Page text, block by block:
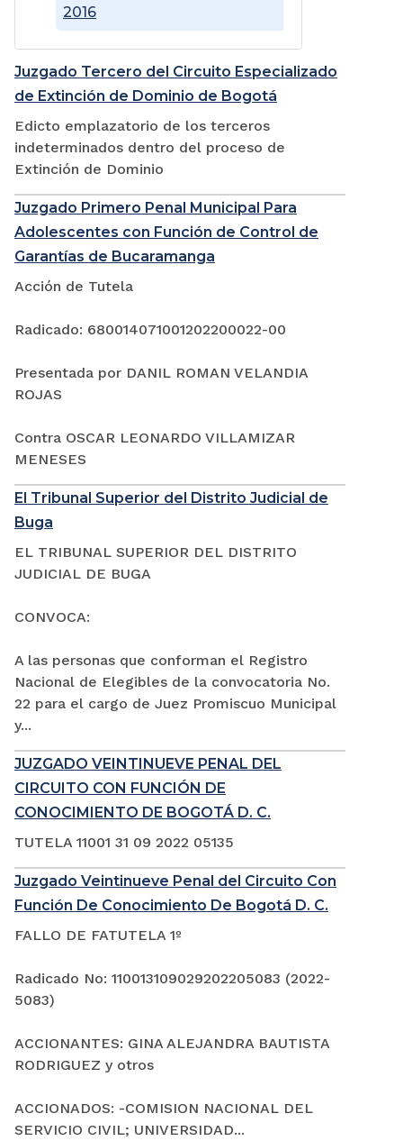
2016
Juzgado Tercero del Circuito Especializado
de Extinción de Dominio de Bogotá
Edicto emplazatorio de los terceros
indeterminados dentro del proceso de
Extinción de Dominio
Juzgado Primero Penal Municipal Para
Adolescentes con Función de Control de
Garantías de Bucaramanga
Acción de Tutela
Radicado: 680014071001202200022-00
Presentada por DANIL ROMAN VELANDIA
ROJAS
Contra OSCAR LEONARDO VILLAMIZAR
MENESES
El Tribunal Superior del Distrito Judicial de
Buga
EL TRIBUNAL SUPERIOR DEL DISTRITO
JUDICIAL DE BUGA
CONVOCA:
A las personas que conforman el Registro
Nacional de Elegibles de la convocatoria No.
22 para el cargo de Juez Promiscuo Municipal
y...
JUZGADO VEINTINUEVE PENAL DEL
CIRCUITO CON FUNCIÓN DE
CONOCIMIENTO DE BOGOTÁ D. C.
TUTELA 11001 31 09 2022 05135
Juzgado Veintinueve Penal del Circuito Con
Función De Conocimiento De Bogotá D. C.
FALLO DE FATUTELA 1º
Radicado No: 110013109029202205083 (2022-
5083)
ACCIONANTES: GINA ALEJANDRA BAUTISTA
RODRIGUEZ y otros
ACCIONADOS: -COMISION NACIONAL DEL
SERVICIO CIVIL; UNIVERSIDAD...